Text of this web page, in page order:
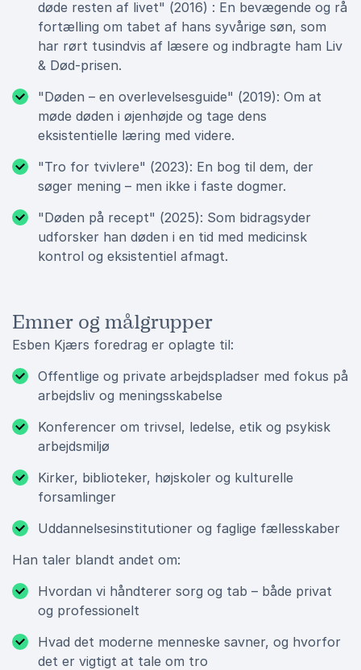
døde resten af livet" (2016) : En bevægende og rå
fortælling om tabet af hans syvårige søn, som
har rørt tusindvis af læsere og indbragte ham Liv
& Død-prisen.
"Døden – en overlevelsesguide" (2019): Om at
møde døden i øjenhøjde og tage dens
eksistentielle læring med videre.
"Tro for tvivlere" (2023): En bog til dem, der
søger mening – men ikke i faste dogmer.
"Døden på recept" (2025): Som bidragsyder
udforsker han døden i en tid med medicinsk
kontrol og eksistentiel afmagt.
Emner og målgrupper
Esben Kjærs foredrag er oplagte til:
Offentlige og private arbejdspladser med fokus på
arbejdsliv og meningsskabelse
Konferencer om trivsel, ledelse, etik og psykisk
arbejdsmiljø
Kirker, biblioteker, højskoler og kulturelle
forsamlinger
Uddannelsesinstitutioner og faglige fællesskaber
Han taler blandt andet om:
Hvordan vi håndterer sorg og tab – både privat
og professionelt
Hvad det moderne menneske savner, og hvorfor
det er vigtigt at tale om tro